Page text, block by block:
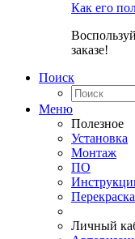
Как его
заказе!
Поиск
Меню
Полезное
Установка
Монтаж
ПО
Личный